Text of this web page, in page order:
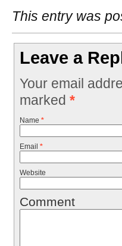
This entry was
Leave a
Your email
marked *
Name *
Email *
Website
Comment